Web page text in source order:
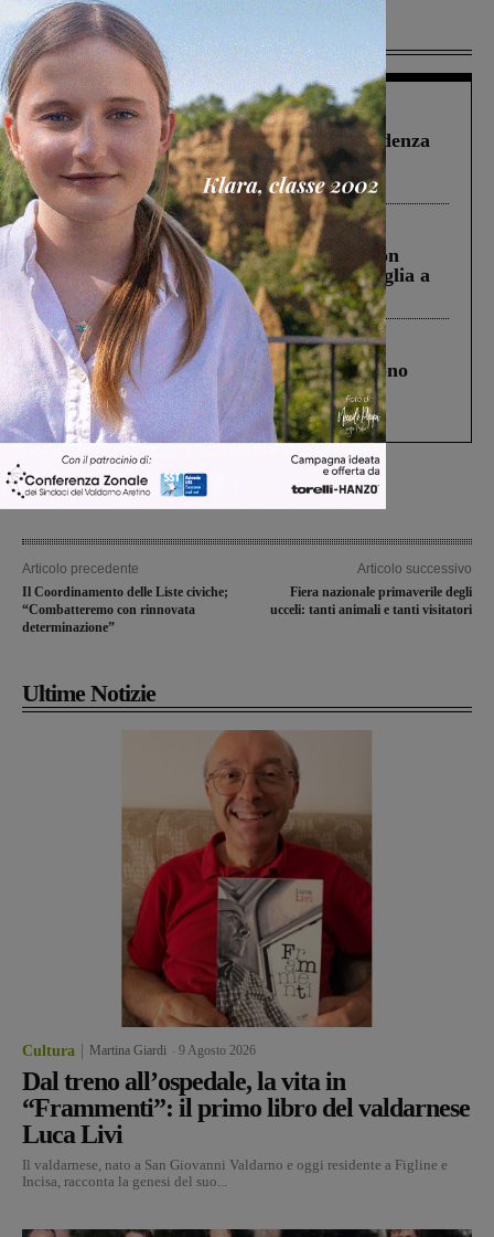
Più lette
Figline Incisa Valdarno 1 Agosto 2026
Piscina di Figline finanziata oltre la scadenza
Pnrr, il gruppo di Fratelli d’Italia: “Un
ringraziamento al Governo”
Cronaca 3 Agosto 2026
Scomparso da una struttura di Castiglion
Fiorentino l’uomo che aveva ucciso la figlia a
Levane nel 2020
Cronaca 4 Agosto 2026
Un anno fa la strage in A1 in cui morirono
Gianni, Giulia e Franco. Lo schianto, il
processo, lo stop ai sorpassi fra tir....
Articolo precedente
Il Coordinamento delle Liste civiche;
“Combatteremo con rinnovata
determinazione”
Articolo successivo
Fiera nazionale primaverile degli
ucceli: tanti animali e tanti visitatori
Ultime Notizie
Cultura Martina Giardi 9 Agosto 2026
Dal treno all’ospedale, la vita in
“Frammenti”: il primo libro del valdarnese
Luca Livi
Il valdarnese, nato a San Giovanni Valdarno e oggi residente a Figline e
Incisa, racconta la genesi del suo...